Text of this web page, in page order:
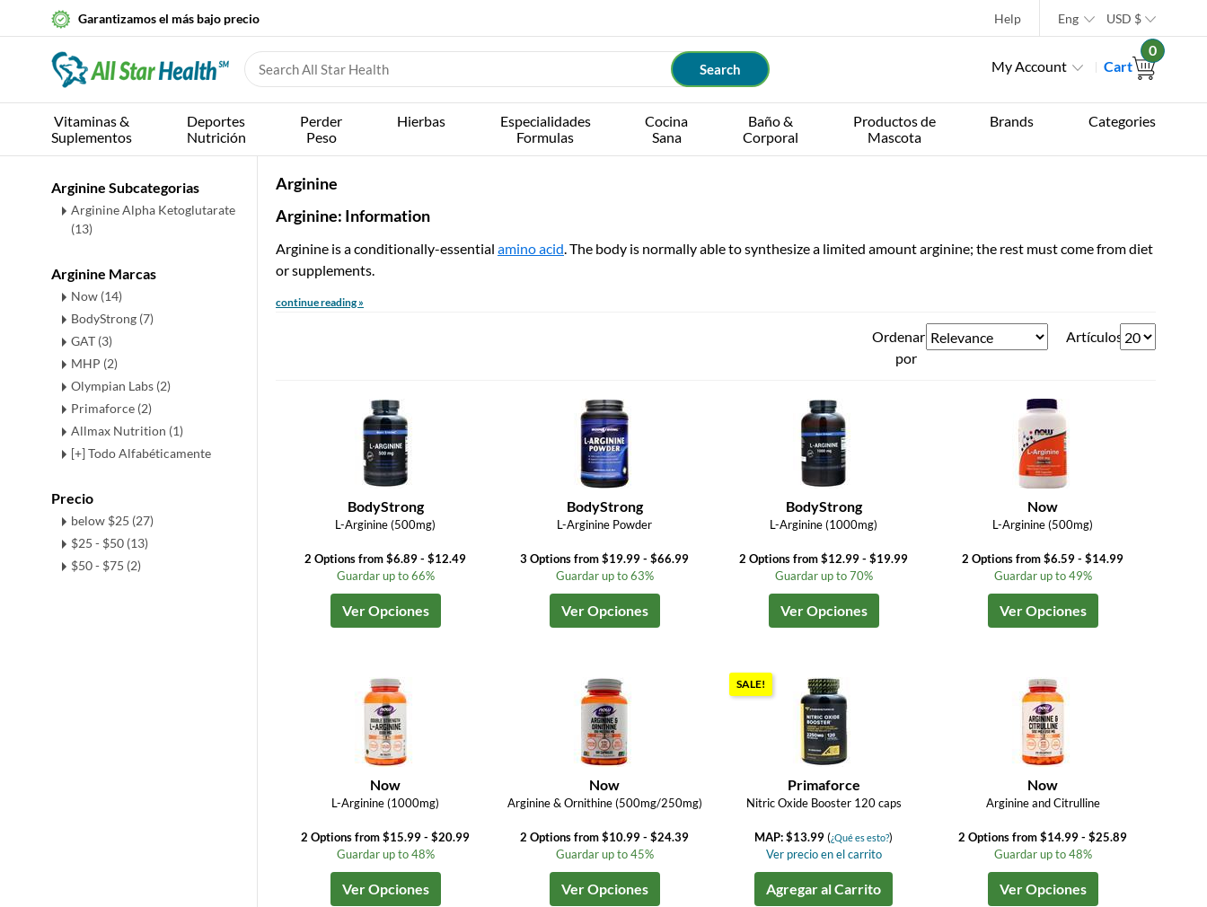
Garantizamos el más bajo precio Help Eng USD $
My Account Cart
0
Vitaminas &
Suplementos
Deportes
Nutrición
Perder
Peso
Hierbas
Especialidades
Formulas
Cocina
Sana
Baño &
Corporal
Productos de
Mascota
Brands Categories
Arginine Subcategorias
Arginine Alpha Ketoglutarate
(13)
Arginine Marcas
Now (14)
BodyStrong (7)
GAT (3)
MHP (2)
Olympian Labs (2)
Primaforce (2)
Allmax Nutrition (1)
[+] Todo Alfabéticamente
Precio
below $25 (27)
$25 - $50 (13)
$50 - $75 (2)
Arginine
Arginine: Information
Arginine is a conditionally-essential amino acid. The body is normally able to synthesize a limited amount arginine; the rest must come from diet
or supplements.
continue reading »
Ordenar
por
Artículos
BodyStrong
L-Arginine (500mg)
2 Options from $6.89 - $12.49
Guardar up to 66%
Ver Opciones
BodyStrong
L-Arginine Powder
3 Options from $19.99 - $66.99
Guardar up to 63%
Ver Opciones
BodyStrong
L-Arginine (1000mg)
2 Options from $12.99 - $19.99
Guardar up to 70%
Ver Opciones
Now
L-Arginine (500mg)
2 Options from $6.59 - $14.99
Guardar up to 49%
Ver Opciones
Now
L-Arginine (1000mg)
2 Options from $15.99 - $20.99
Guardar up to 48%
Ver Opciones
Now
Arginine & Ornithine (500mg/250mg)
2 Options from $10.99 - $24.39
Guardar up to 45%
Ver Opciones
SALE!
Primaforce
Nitric Oxide Booster 120 caps
MAP: $13.99(¿Qué es esto?)
Ver precio en el carrito
Agregar al Carrito
Now
Arginine and Citrulline
2 Options from $14.99 - $25.89
Guardar up to 48%
Ver Opciones